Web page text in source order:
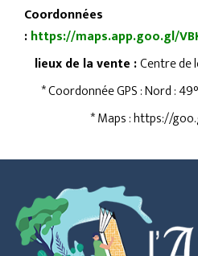
:https://maps.app.goo.gl/
lieux de la vente :Centre de
* Coordonnée GPS : Nord :
* Maps : https://